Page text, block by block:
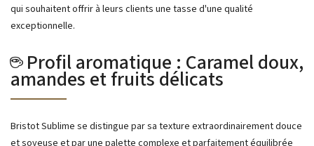
qui souhaitent offrir à leurs clients une tasse d'une qualité
exceptionnelle.
☕ Profil aromatique : Caramel doux,
amandes et fruits délicats
Bristot Sublime se distingue par sa texture extraordinairement douce
et soyeuse et par une palette complexe et parfaitement équilibrée